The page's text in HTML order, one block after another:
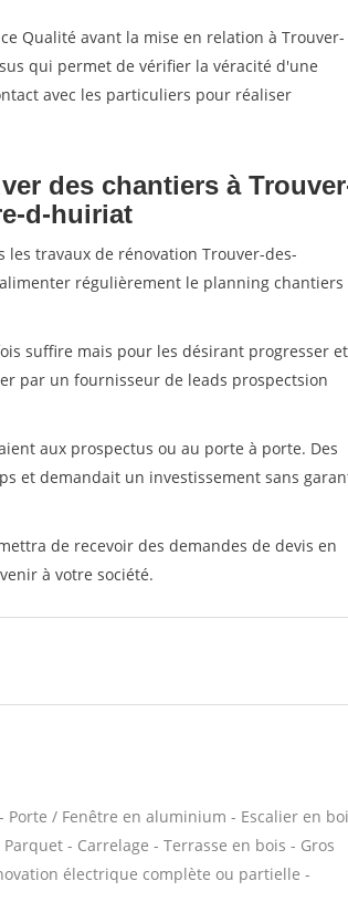
Qualité avant la mise en relation à Trouver-
qui permet de vérifier la véracité d'une
avec les particuliers pour réaliser
des chantiers à
d-huiriat
travaux de rénovation Trouver-des-
régulièrement le planning chantiers
suffire mais pour les désirant progresser et
par un fournisseur de leads prospectsion
aux prospectus ou au porte à porte. Des
et demandait un investissement sans
de recevoir des demandes de devis en
à votre société.
/ Fenêtre en aluminium - Escalier en
- Carrelage - Terrasse en bois - Gros
électrique complète ou partielle -